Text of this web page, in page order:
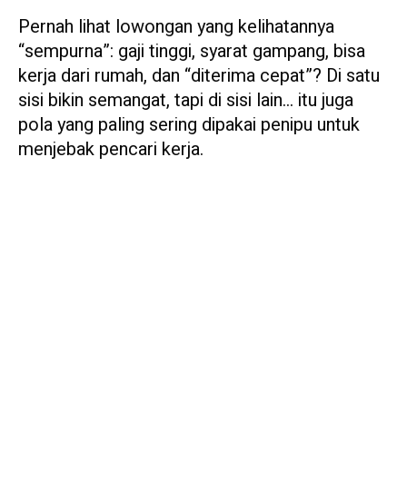
Pernah lihat lowongan yang kelihatannya
“sempurna”: gaji tinggi, syarat gampang, bisa
kerja dari rumah, dan “diterima cepat”? Di satu
sisi bikin semangat, tapi di sisi lain… itu juga
pola yang paling sering dipakai penipu untuk
menjebak pencari kerja.